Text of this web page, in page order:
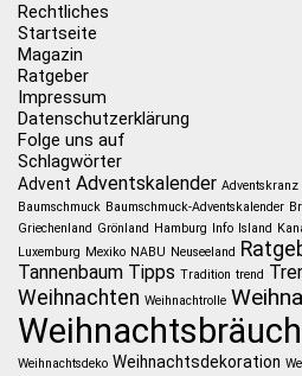
Rechtliches
Startseite
Magazin
Ratgeber
Impressum
Datenschutzerklärung
Folge uns auf
Schlagwörter
Advent Adventskalender Adventskranz
Baumschmuck Baumschmuck-Adventskalender
Griechenland Grönland Hamburg Info Island
Luxemburg Mexiko NABU Neuseeland
Tannenbaum Tipps Tradition trend
Weihnachten Weihnachtrolle
Weihnachtsdeko Weihnachtsdekoration